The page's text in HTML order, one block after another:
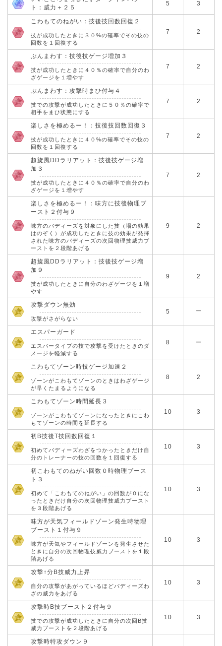
ト：威力＋２５
5 3
こわもてのねがい：技後技回数回復２
技が成功したときに３０%の確率でその技の
回数を１回復する
7 2
ぶんまわす：技後技ゲージ増加３
技が成功したときに４０％の確率で自分のわ
ざゲージを１増やす
7 2
ぶんまわす：攻撃時まひ付与４
技での攻撃が成功したときに５０％の確率で
相手をまひ状態にする
7 2
楽しさを極めるー！：技後技回数回復３
技が成功したときに４０%の確率でその技の
回数を１回復する
7 2
超旋風DDラリアット：技後技ゲージ増
加３
技が成功したときに４０％の確率で自分のわ
ざゲージを１増やす
7 2
楽しさを極めるー！：味方に技後物理ブ
ースト２付与９
味方のバディーズを対象にした技（場の効果
はのぞく）が成功したときに技の効果が発揮
された味方のバディーズの次回物理技威力ブ
ーストを２段階あげる
9 2
超旋風DDラリアット：技後技ゲージ増
加９
技が成功したときに自分のわざゲージを１増
やす
9 2
攻撃ダウン無効
攻撃がさがらない
5 ー
エスパーガード
エスパータイプの技で攻撃を受けたときのダ
メージを軽減する
8 ー
こわもてゾーン時技ゲージ加速２
ゾーンがこわもてゾーンのときはわざゲージ
が早くたまるようになる
8 2
こわもてゾーン時間延長３
ゾーンがこわもてゾーンになったときにこわ
もてゾーンの時間を延長する
10 3
初B技後T技回数回復１
初めてバディーズわざをつかったときだけ自
分のトレーナーの技の回数を１回復する
10 3
初こわもてのねがい回数０時物理ブース
ト３
初めて「こわもてのねがい」の回数が０にな
ったときだけ自分の次回物理技威力ブースト
を３段階あげる
10 3
味方が天気フィールドゾーン発生時物理
ブースト１付与９
味方が天気やフィールドゾーンを発生させた
ときに自分の次回物理技威力ブーストを１段
階あげる
10 3
攻撃↑分B技威力上昇
自分の攻撃があがっているほどバディーズわ
ざの威力をあげる
10 3
攻撃時B技ブースト２付与９
技での攻撃が成功したときに自分の次回B技
威力ブーストを２段階あげる
10 3
攻撃時特攻ダウン９